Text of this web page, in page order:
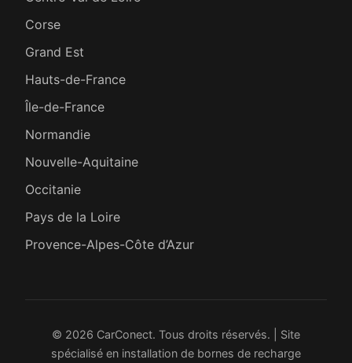
Corse
Grand Est
Hauts-de-France
Île-de-France
Normandie
Nouvelle-Aquitaine
Occitanie
Pays de la Loire
Provence-Alpes-Côte d’Azur
© 2026 CarConect. Tous droits réservés. | Site
spécialisé en installation de bornes de recharge